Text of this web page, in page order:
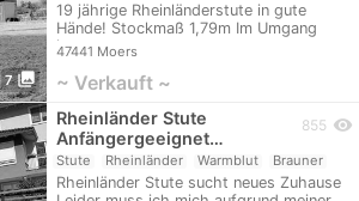
7 photo_library
19 jährige Rheinländerstute in gute
Hände! Stockmaß 1,79m Im Umgang
ist…
47441 Moers
~ Verkauft ~
Rheinländer Stute
Anfängergeeignet…
Stute Rheinländer Warmblut Brauner
Rheinländer Stute sucht neues Zuhause
855 visibility